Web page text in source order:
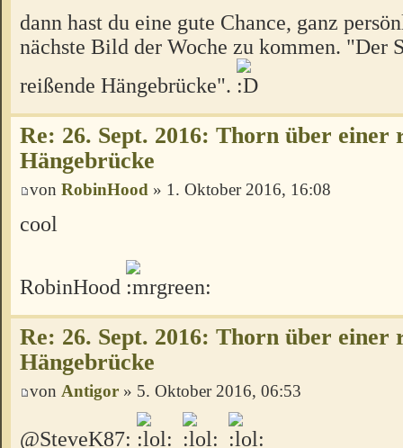
dann hast du eine gute Chance, ganz
nächste Bild der Woche zu kommen. "Der
reißende Hängebrücke".
Re: 26. Sept. 2016: Thorn über einer
Hängebrücke
von RobinHood » 1. Oktober 2016, 16:08
cool
RobinHood
Re: 26. Sept. 2016: Thorn über einer
Hängebrücke
von Antigor » 5. Oktober 2016, 06:53
@SteveK87: